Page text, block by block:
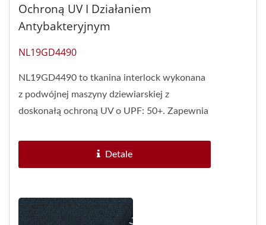
Ochroną UV I Działaniem
Antybakteryjnym
NL19GD4490
NL19GD4490 to tkanina interlock wykonana
z podwójnej maszyny dziewiarskiej z
doskonałą ochroną UV o UPF: 50+. Zapewnia
Detale